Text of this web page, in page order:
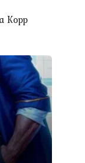
Корр